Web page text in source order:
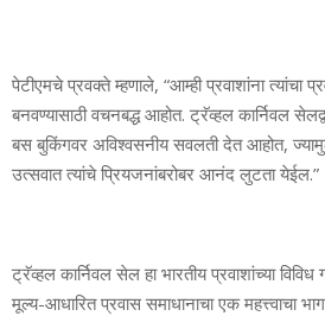
पेटीएमचे प्रवक्ते म्हणाले, “आम्ही प्रवाशांना त्यांचा
बनवण्यासाठी वचनबद्ध आहोत. ट्रॅव्हल कार्निवल
बस बुकिंगवर अविश्वसनीय सवलती देत आहोत,
उत्सवात त्यांचे प्रियजनांबरोबर आनंद लुटता येईल.”
ट्रॅव्हल कार्निवल सेल हा भारतीय प्रवाशांच्या विविध
मूल्य-आधारित प्रवास समाधानाचा एक महत्त्वाचा